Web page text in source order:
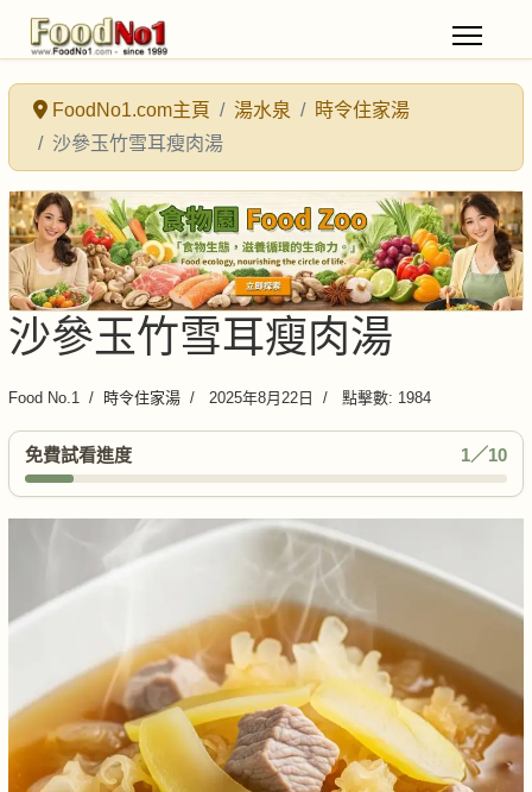
FoodNo1.com主頁 湯水泉
時令住家湯
沙參玉竹雪耳瘦肉湯
沙參玉竹雪耳瘦肉湯
Food No.1 時令住家湯 2025年8月22日 點擊數: 1984
免費試看進度 1／10